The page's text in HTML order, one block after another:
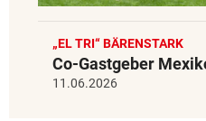
„EL TRI“ BÄRENSTARK
Co-Gastgeber
11.06.2026